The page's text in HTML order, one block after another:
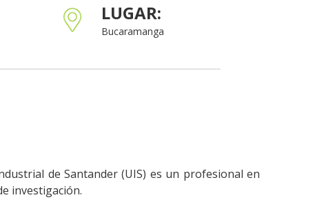
LUGAR:
Bucaramanga
de Santander (UIS) es un profesional en
investigación.